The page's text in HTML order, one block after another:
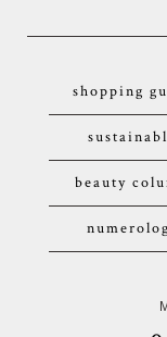
shopping
beauty